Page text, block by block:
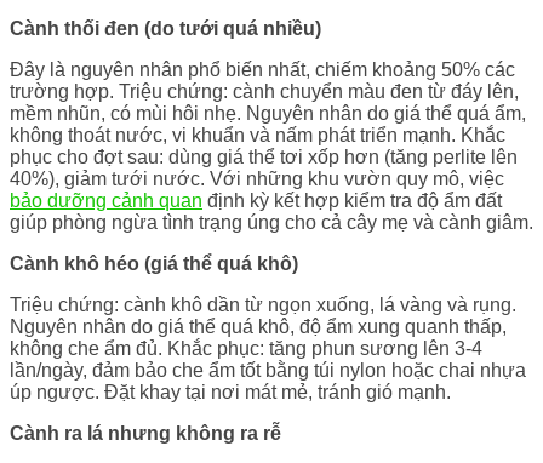
Cành thối đen (do tưới quá nhiều)
Đây là nguyên nhân phổ biến nhất, chiếm khoảng 50% các
trường hợp. Triệu chứng: cành chuyển màu đen từ đáy lên,
mềm nhũn, có mùi hôi nhẹ. Nguyên nhân do giá thể quá ẩm,
không thoát nước, vi khuẩn và nấm phát triển mạnh. Khắc
phục cho đợt sau: dùng giá thể tơi xốp hơn (tăng perlite lên
40%), giảm tưới nước. Với những khu vườn quy mô, việc
bảo dưỡng cảnh quan định kỳ kết hợp kiểm tra độ ẩm đất
giúp phòng ngừa tình trạng úng cho cả cây mẹ và cành giâm.
Cành khô héo (giá thể quá khô)
Triệu chứng: cành khô dần từ ngọn xuống, lá vàng và rụng.
Nguyên nhân do giá thể quá khô, độ ẩm xung quanh thấp,
không che ẩm đủ. Khắc phục: tăng phun sương lên 3-4
lần/ngày, đảm bảo che ẩm tốt bằng túi nylon hoặc chai nhựa
úp ngược. Đặt khay tại nơi mát mẻ, tránh gió mạnh.
Cành ra lá nhưng không ra rễ